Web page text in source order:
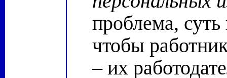
проблема,
чтобы
– их